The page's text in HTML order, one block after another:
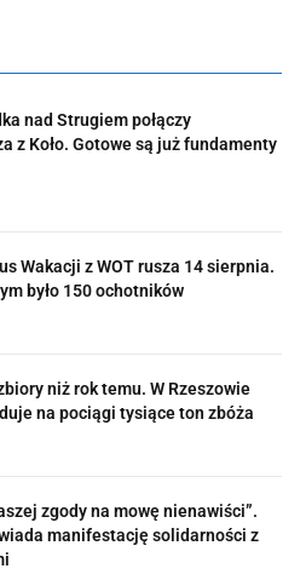
nad Strugiem połączy
z Koło. Gotowe są już fundamenty
Wakacji z WOT rusza 14 sierpnia.
było 150 ochotników
niż rok temu. W Rzeszowie
na pociągi tysiące ton zbóża
zgody na mowę nienawiści”.
manifestację solidarności z